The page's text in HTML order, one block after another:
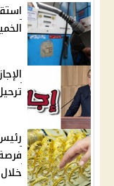
الخميس 25 يونيو
ترحيل